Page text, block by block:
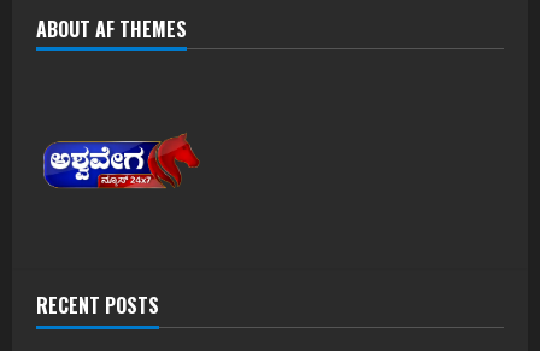
ABOUT AF THEMES
RECENT POSTS